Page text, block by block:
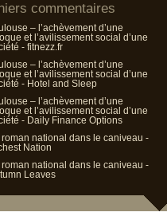
commentaires
– l’achèvement d’une
et l’avilissement social d’une
- fitnezz.fr
– l’achèvement d’une
et l’avilissement social d’une
- Hotel and Sleep
– l’achèvement d’une
et l’avilissement social d’une
- Daily Finance Options
roman national dans le caniveau -
Nation
roman national dans le caniveau -
Leaves